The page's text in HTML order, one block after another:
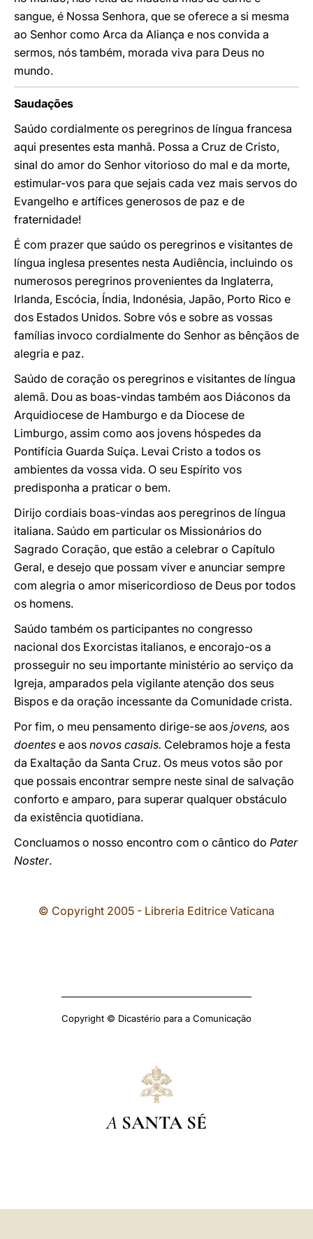
sangue, é Nossa Senhora, que se oferece a si mesma
ao Senhor como Arca da Aliança e nos convida a
sermos, nós também, morada viva para Deus no
mundo.
Saudações
Saúdo cordialmente os peregrinos de língua francesa
aqui presentes esta manhã. Possa a Cruz de Cristo,
sinal do amor do Senhor vitorioso do mal e da morte,
estimular-vos para que sejais cada vez mais servos do
Evangelho e artífices generosos de paz e de
fraternidade!
É com prazer que saúdo os peregrinos e visitantes de
língua inglesa presentes nesta Audiência, incluindo os
numerosos peregrinos provenientes da Inglaterra,
Irlanda, Escócia, Índia, Indonésia, Japão, Porto Rico e
dos Estados Unidos. Sobre vós e sobre as vossas
famílias invoco cordialmente do Senhor as bênçãos de
alegria e paz.
Saúdo de coração os peregrinos e visitantes de língua
alemã. Dou as boas-vindas também aos Diáconos da
Arquidiocese de Hamburgo e da Diocese de
Limburgo, assim como aos jovens hóspedes da
Pontifícia Guarda Suíça. Levai Cristo a todos os
ambientes da vossa vida. O seu Espírito vos
predisponha a praticar o bem.
Dirijo cordiais boas-vindas aos peregrinos de língua
italiana. Saúdo em particular os Missionários do
Sagrado Coração, que estão a celebrar o Capítulo
Geral, e desejo que possam viver e anunciar sempre
com alegria o amor misericordioso de Deus por todos
os homens.
Saúdo também os participantes no congresso
nacional dos Exorcistas italianos, e encorajo-os a
prosseguir no seu importante ministério ao serviço da
Igreja, amparados pela vigilante atenção dos seus
Bispos e da oração incessante da Comunidade crista.
Por fim, o meu pensamento dirige-se aos jovens, aos
doentes e aos novos casais. Celebramos hoje a festa
da Exaltação da Santa Cruz. Os meus votos são por
que possais encontrar sempre neste sinal de salvação
conforto e amparo, para superar qualquer obstáculo
da existência quotidiana.
Concluamos o nosso encontro com o cântico do Pater
Noster.
© Copyright 2005 - Libreria Editrice Vaticana
Copyright © Dicastério para a Comunicação
A SANTA SÉ